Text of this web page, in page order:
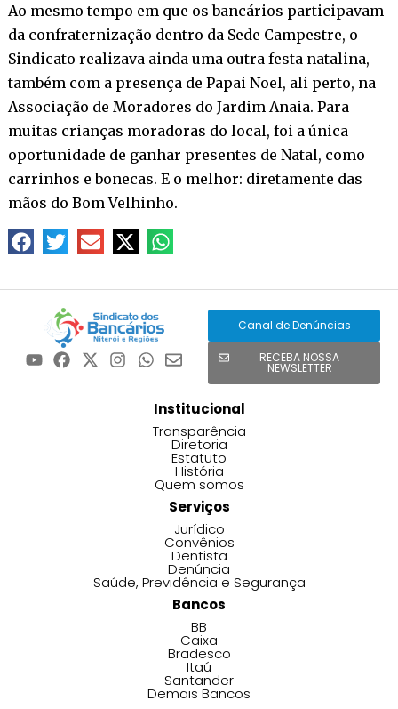
Ao mesmo tempo em que os bancários participavam
da confraternização dentro da Sede Campestre, o
Sindicato realizava ainda uma outra festa natalina,
também com a presença de Papai Noel, ali perto, na
Associação de Moradores do Jardim Anaia. Para
muitas crianças moradoras do local, foi a única
oportunidade de ganhar presentes de Natal, como
carrinhos e bonecas. E o melhor: diretamente das
mãos do Bom Velhinho.
Canal de Denúncias
RECEBA NOSSA
NEWSLETTER
Institucional
Transparência
Diretoria
Estatuto
História
Quem somos
Serviços
Jurídico
Convênios
Dentista
Denúncia
Saúde, Previdência e Segurança
Bancos
BB
Caixa
Bradesco
Itaú
Santander
Demais Bancos